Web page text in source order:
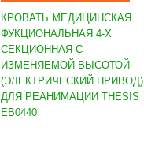
КРОВАТЬ МЕДИЦИНСКАЯ
ФУКЦИОНАЛЬНАЯ 4-Х
СЕКЦИОННАЯ С
ИЗМЕНЯЕМОЙ ВЫСОТОЙ
(ЭЛЕКТРИЧЕСКИЙ ПРИВОД)
ДЛЯ РЕАНИМАЦИИ THESIS
EB0440